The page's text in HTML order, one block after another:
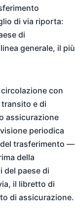
di via riporta:
di
generale, il più
con
e di
assicurazione
periodica
del trasferimento —
della
del paese di
il libretto di
di assicurazione.